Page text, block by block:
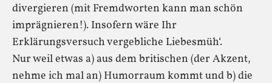
divergieren (mit Fremdworten kann man schön
imprägnieren!). Insofern wäre Ihr
Erklärungsversuch vergebliche Liebesmüh‘.
Nur weil etwas a) aus dem britischen (der Akzent,
nehme ich mal an) Humorraum kommt und b) die